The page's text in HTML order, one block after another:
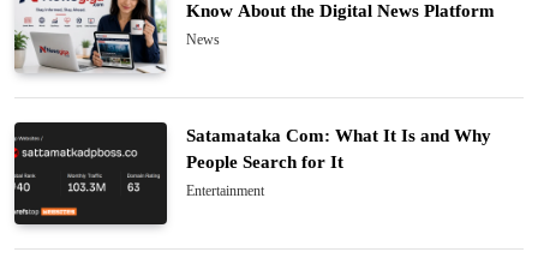
Know About the Digital News Platform
News
Satamataka Com: What It Is and Why
People Search for It
Entertainment